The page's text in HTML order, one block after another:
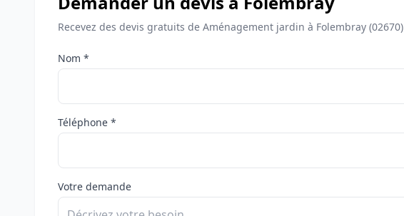
Recevez des devis gratuits de Aménagement jardin à Folembray (02670)
Nom *
Téléphone *
Votre demande